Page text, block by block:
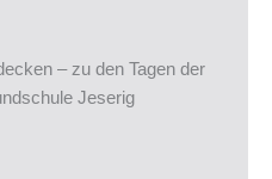
– zu den Tagen der
Jeserig